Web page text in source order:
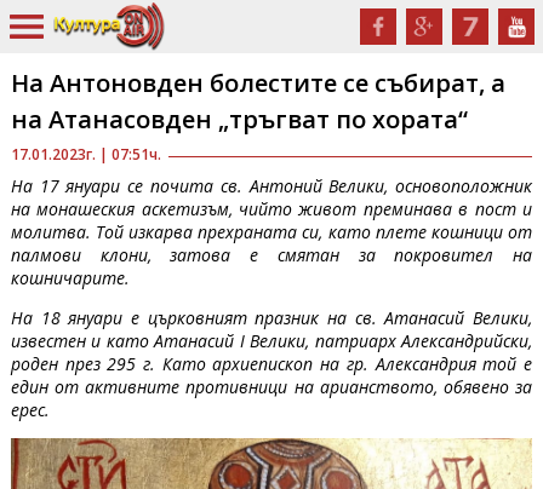
17.01.2023г. | 07:51ч.
На Антоновден болестите се събират, а
на Атанасовден „тръгват по хората“
На 17 януари се почита св. Антоний Велики, основоположник
на монашеския аскетизъм, чийто живот преминава в пост и
молитва. Той изкарва прехраната си, като плете кошници от
палмови клони, затова е смятан за покровител на
кошничарите.
На 18 януари е църковният празник на св. Атанасий Велики,
известен и като Атанасий I Велики, патриарх Александрийски,
роден през 295 г. Като архиепископ на гр. Александрия той е
един от активните противници на арианството, обявено за
ерес.